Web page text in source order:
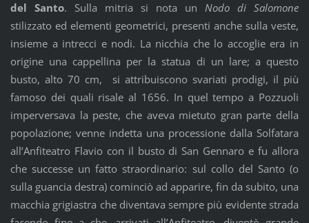
del Santo. Sulla mitria si nota unNodo di Salomone
stilizzato ed elementi geometrici, presenti anche sulla veste,
insieme a intrecci e nodi. La nicchia che lo accoglie era in
origine una cappellina per la statua di un lare; a questo
busto, alto 70 cm, si attribuiscono svariati prodigi, il più
famoso dei quali risale al 1656. In quel tempo a Pozzuoli
imperversava la peste, che aveva mietuto gran parte della
popolazione; venne indetta una processione dalla Solfatara
all’Anfiteatro Flavio con il busto di San Gennaro e fu allora
che successe un fatto straordinario: sul collo del Santo (o
sulla guancia destra) cominciò ad apparire, fin da subito, una
macchia grigiastra che diventava sempre più evidente strada